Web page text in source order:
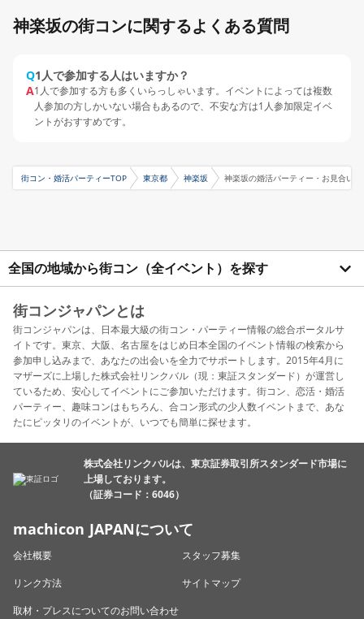
神楽坂の街コンに関するよくある質問
Q1人で参加する人はいますか？
A1人で参加する方も多くいらっしゃいます。イベントによっては複数
人参加の方しかいない場合もあるので、不安な方は1人参加限定イベ
ントがおすすめです。
街コン・婚活パーティーTOP 東京都 神楽坂 神楽坂の婚活パーティー・お見合い
全国の地域から街コン（全イベント）を探す
街コンジャパンとは
街コンジャパンは、日本最大級の街コン・パーティー情報の総合ポータルサ
イトです。東京、大阪、名古屋をはじめ日本全国のイベント情報の検索から
参加申し込みまで、あなたの出会いを全力でサポートします。2015年4月に
マザーズに上場した株式会社リンクバル（現：東証スタンダード）が運営し
ているため、安心してイベントにご参加いただけます。街コン、恋活・婚活
パーティー、趣味コンはもちろん、合コン形式の少人数イベントまで、あな
たにピッタリのイベントが、いつでも簡単に探せます。
株式会社リンクバルは、東京証券取引所スタンダード市場に
上場しております。
（証券コード：6046）
machicon JAPANについて
会社概要
スタッフ募集
リンク方法
サイトマップ
取材・プレスについてのお問い合わせ